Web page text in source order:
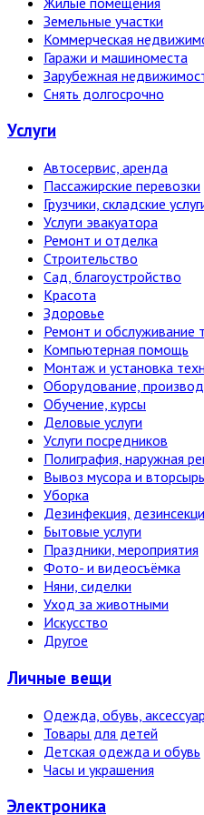
Земельные участки
Коммерческая
Гаражи и машиноместа
Зарубежная
Снять долгосрочно
Услуги
Автосервис, аренда
Пассажирские перевозки
Грузчики, складские
Услуги эвакуатора
Ремонт и отделка
Строительство
Сад, благоустройство
Красота
Здоровье
Ремонт и обслуживание
Компьютерная помощь
Монтаж и установка
Оборудование,
Обучение, курсы
Деловые услуги
Услуги посредников
Полиграфия, наружная
Вывоз мусора и
Уборка
Дезинфекция,
Бытовые услуги
Праздники, мероприятия
Фото- и видеосъёмка
Няни, сиделки
Уход за животными
Искусство
Другое
Личные вещи
Одежда, обувь,
Товары для детей
Детская одежда и обувь
Часы и украшения
Электро­ника